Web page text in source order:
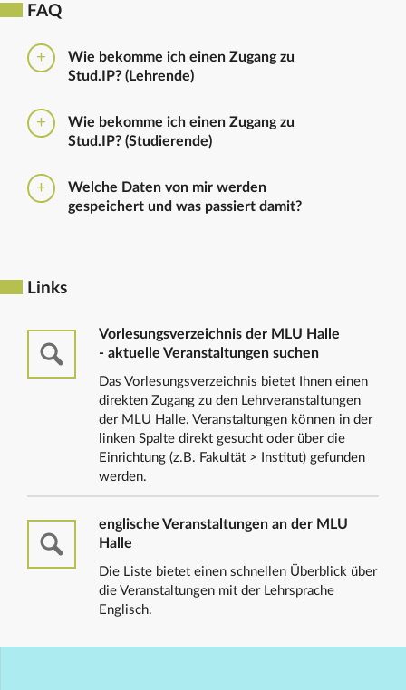
FAQ
Wie bekomme ich einen Zugang zu
Stud.IP? (Lehrende)
folgendenFormularHaben Sie bereits eine
universitäre E-Mail-Adresse, reicht ein formloser
nicht die Einrichtung zu nennen in die Sie
eingetragen werden sollen.
Wie bekomme ich einen Zugang zu
Stud.IP? (Studierende)
Nutzerkennzeichen und dem Passwort, das ihr mit
euren Immatrikulationsunterlagen erhalten habt. Das
Welche Daten von mir werden
gespeichert und was passiert damit?
Links
Vorlesungsverzeichnis der MLU Halle
- aktuelle Veranstaltungen suchen
Das Vorlesungsverzeichnis bietet Ihnen einen
direkten Zugang zu den Lehrveranstaltungen
der MLU Halle. Veranstaltungen können in der
linken Spalte direkt gesucht oder über die
Einrichtung (z.B. Fakultät > Institut) gefunden
werden.
englische Veranstaltungen an der MLU
Halle
Die Liste bietet einen schnellen Überblick über
die Veranstaltungen mit der Lehrsprache
Englisch.